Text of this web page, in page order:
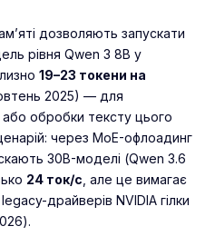
дозволяють запускати
рівня Qwen 3 8B у
19–23 токени на
2025) — для
обробки тексту цього
через MoE-офлоадинг
30B-моделі (Qwen 3.6
24 ток/с , але це вимагає
драйверів NVIDIA гілки